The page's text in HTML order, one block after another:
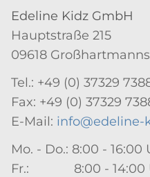
Edeline Kidz GmbH
Hauptstraße 215
09618
Tel.: +49 (0) 37329
Fax: +49 (0) 37329
E-Mail: info@edeline-
Mo. - Do.: 8:00 - 16:00
Fr.: 8:00 - 14:00